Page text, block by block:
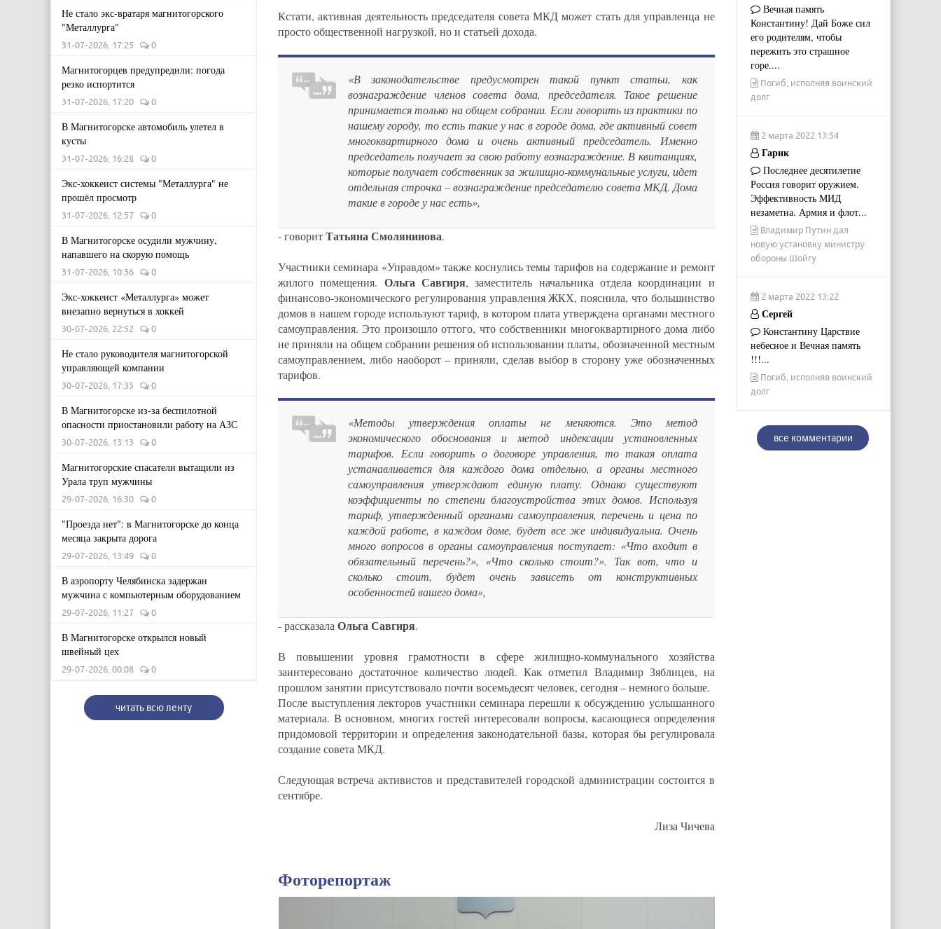
Не стало экс-вратаря магнитогорского
"Металлурга"
31-07-2026, 17:25 0
Магнитогорцев предупредили: погода
резко испортится
31-07-2026, 17:20 0
В Магнитогорске автомобиль улетел в
кусты
31-07-2026, 16:28 0
Экс-хоккеист системы "Металлурга" не
прошёл просмотр
31-07-2026, 12:57 0
В Магнитогорске осудили мужчину,
напавшего на скорую помощь
31-07-2026, 10:36 0
Экс-хоккеист «Металлурга» может
внезапно вернуться в хоккей
30-07-2026, 22:52 0
Не стало руководителя магнитогорской
управляющей компании
30-07-2026, 17:35 0
В Магнитогорске из-за беспилотной
опасности приостановили работу на АЗС
30-07-2026, 13:13 0
Магнитогорские спасатели вытащили из
Урала труп мужчины
29-07-2026, 16:30 0
"Проезда нет": в Магнитогорске до конца
месяца закрыта дорога
29-07-2026, 13:49 0
В аэропорту Челябинска задержан
мужчина с компьютерным оборудованием
29-07-2026, 11:27 0
В Магнитогорске открылся новый
швейный цех
29-07-2026, 00:08 0
читать всю ленту
Кстати, активная деятельность председателя совета МКД может стать для управленца не
просто общественной нагрузкой, но и статьей дохода.
«В законодательстве предусмотрен такой пункт статьи, как
вознаграждение членов совета дома, председателя. Такое решение
принимается только на общем собрании. Если говорить из практики по
нашему городу, то есть такие у нас в городе дома, где активный совет
многоквартирного дома и очень активный председатель. Именно
председатель получает за свою работу вознаграждение. В квитанциях,
которые получает собственник за жилищно-коммунальные услуги, идет
отдельная строчка – вознаграждение председателю совета МКД. Дома
такие в городе у нас есть»,
- говоритТатьяна Смолянинова.
Участники семинара «Управдом» также коснулись темы тарифов на содержание и ремонт
жилого помещения. Ольга Савгиря, заместитель начальника отдела координации и
финансово-экономического регулирования управления ЖКХ, пояснила, что большинство
домов в нашем городе используют тариф, в котором плата утверждена органами местного
самоуправления. Это произошло оттого, что собственники многоквартирного дома либо
не приняли на общем собрании решения об использовании платы, обозначенной местным
самоуправлением, либо наоборот – приняли, сделав выбор в сторону уже обозначенных
тарифов.
«Методы утверждения оплаты не меняются. Это метод
экономического обоснования и метод индексации установленных
тарифов. Если говорить о договоре управления, то такая оплата
устанавливается для каждого дома отдельно, а органы местного
самоуправления утверждают единую плату. Однако существуют
коэффициенты по степени благоустройства этих домов. Используя
тариф, утвержденный органами самоуправления, перечень и цена по
каждой работе, в каждом доме, будет все же индивидуальна. Очень
много вопросов в органы самоуправления поступает: «Что входит в
обязательный перечень?», «Что сколько стоит?». Так вот, что и
сколько стоит, будет очень зависеть от конструктивных
особенностей вашего дома»,
- рассказалаОльга Савгиря.
В повышении уровня грамотности в сфере жилищно-коммунального хозяйства
заинтересовано достаточное количество людей. Как отметил Владимир Зяблицев, на
прошлом занятии присутствовало почти восемьдесят человек, сегодня – немного больше.
После выступления лекторов участники семинара перешли к обсуждению услышанного
материала. В основном, многих гостей интересовали вопросы, касающиеся определения
придомовой территории и определения законодательной базы, которая бы регулировала
создание совета МКД.
Следующая встреча активистов и представителей городской администрации состоится в
сентябре.
Лиза Чичева
Фоторепортаж
Вечная память
Константину! Дай Боже сил
его родителям, чтобы
пережить это страшное
горе....
Погиб, исполняя воинский
долг
2 марта 2022 13:54
Гарик
Последнее десятилетие
Россия говорит оружием.
Эффективность МИД
незаметна. Армия и флот...
Владимир Путин дал
новую установку министру
обороны Шойгу
2 марта 2022 13:22
Сергей
Константину Царствие
небесное и Вечная память
!!!...
Погиб, исполняя воинский
долг
все комментарии